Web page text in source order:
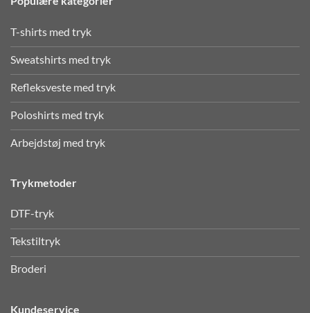
T-shirts med tryk
Sweatshirts med tryk
Refleksveste med tryk
Poloshirts med tryk
Arbejdstøj med tryk
Trykmetoder
DTF-tryk
Tekstiltryk
Broderi
Kundeservice